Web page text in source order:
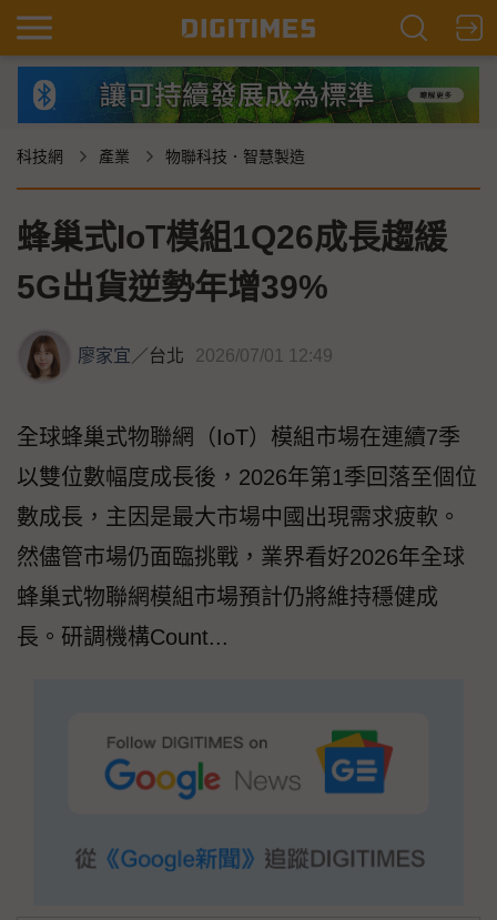
科技網 產業 物聯科技．智慧製造
蜂巢式IoT模組1Q26成長趨緩
5G出貨逆勢年增39%
廖家宜／台北 2026/07/01 12:49
全球蜂巢式物聯網（IoT）模組市場在連續7季
以雙位數幅度成長後，2026年第1季回落至個位
數成長，主因是最大市場中國出現需求疲軟。
然儘管市場仍面臨挑戰，業界看好2026年全球
蜂巢式物聯網模組市場預計仍將維持穩健成
長。研調機構Count...